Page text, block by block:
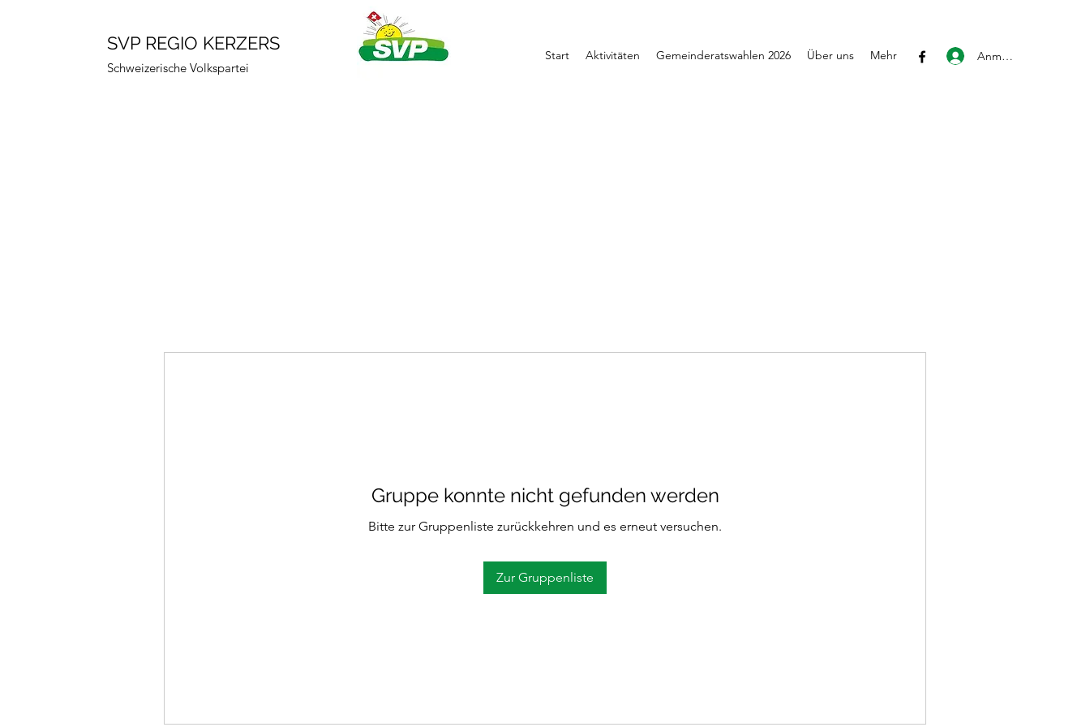
SVP REGIO KERZERS
Schweizerische Volkspartei
Start Aktivitäten Gemeinderatswahlen 2026 Über uns Mehr Anmelden
Gruppe konnte nicht gefunden werden
Bitte zur Gruppenliste zurückkehren und es erneut versuchen.
Zur Gruppenliste